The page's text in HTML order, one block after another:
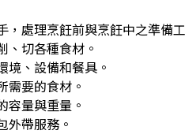
，處理烹飪前與烹飪中之準備
、切各種食材。
境、設備和餐具。
需要的食材。
容量與重量。
外帶服務。